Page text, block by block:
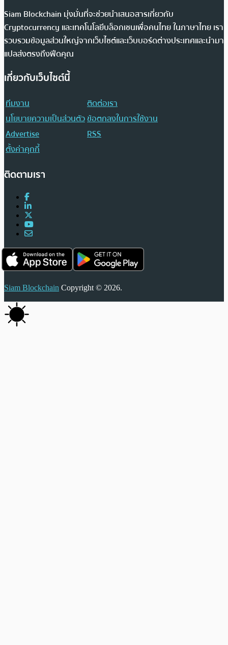
Siam Blockchain มุ่งมั่นที่จะช่วยนำเสนอสารเกี่ยวกับ
Cryptocurrency และเทคโนโลยีบล็อกเชนเพื่อคนไทย ในภาษาไทย เรา
รวบรวมข้อมูลส่วนใหญ่จากเว็บไซต์และเว็บบอร์ดต่างประเทศและนำมา
แปลส่งตรงถึงฟีดคุณ
เกี่ยวกับเว็บไซต์นี้
ทีมงาน
ติดต่อเรา
นโยบายความเป็นส่วนตัวข้อตกลงในการใช้งาน
Advertise
RSS
ตั้งค่าคุกกี้
ติดตามเรา
Siam Blockchain Copyright © 2026.